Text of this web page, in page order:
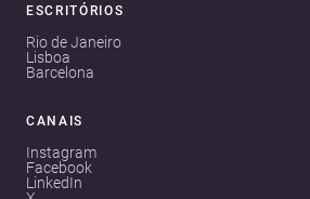
ESCRITÓRIOS
Rio de Janeiro
Lisboa
Barcelona
CANAIS
Instagram
Facebook
LinkedIn